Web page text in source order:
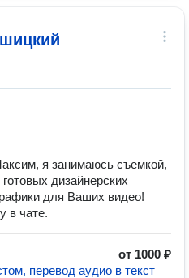
я занимаюсь съемкой,
дизайнерских
для Ваших видео!
в чате.
от 1000 ₽
перевод аудио в текст